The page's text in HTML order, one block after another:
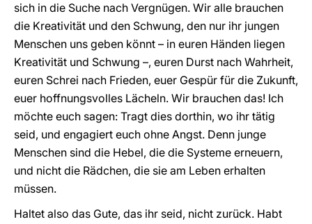
sich in die Suche nach Vergnügen. Wir alle brauchen
die Kreativität und den Schwung, den nur ihr jungen
Menschen uns geben könnt – in euren Händen liegen
Kreativität und Schwung –, euren Durst nach Wahrheit,
euren Schrei nach Frieden, euer Gespür für die Zukunft,
euer hoffnungsvolles Lächeln. Wir brauchen das! Ich
möchte euch sagen: Tragt dies dorthin, wo ihr tätig
seid, und engagiert euch ohne Angst. Denn junge
Menschen sind die Hebel, die die Systeme erneuern,
und nicht die Rädchen, die sie am Leben erhalten
müssen.
Haltet also das Gute, das ihr seid, nicht zurück. Habt